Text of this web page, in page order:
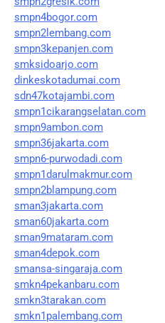
smpn4bogor.com
smpn2lembang.com
smpn3kepanjen.com
smksidoarjo.com
dinkeskotadumai.com
sdn47kotajambi.com
smpn1cikarangselatan.com
smpn9ambon.com
smpn36jakarta.com
smpn6-purwodadi.com
smpn1darulmakmur.com
smpn2blampung.com
sman3jakarta.com
sman60jakarta.com
sman9mataram.com
sman4depok.com
smansa-singaraja.com
smkn4pekanbaru.com
smkn3tarakan.com
smkn1palembang.com